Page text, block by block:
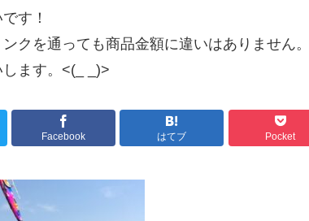
す！
クを通っても商品金額に違いはありません。
ます。<(_ _)>
Facebook はてブ Pocket